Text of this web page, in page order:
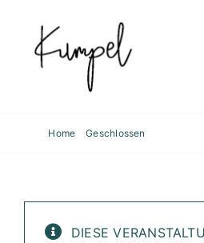
content
Home Geschlossen
DIESE